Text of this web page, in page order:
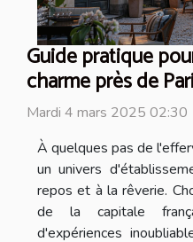
Guide pratique
charme près de
Mardi 4 mars 2025 02:30
À quelques pas de
un univers
repos et à la rêverie.
de la capitale
d'expériences